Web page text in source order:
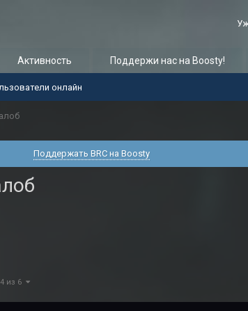
онлайн
Активность Поддержи нас на Boosty!
Поддержать BRC на Boosty
из 6